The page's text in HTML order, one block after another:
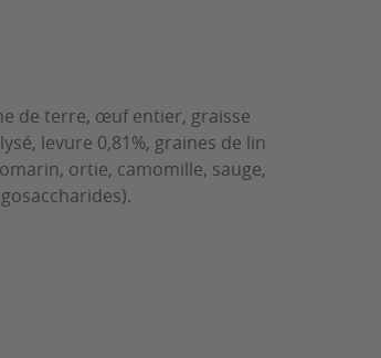
de terre, œuf entier, graisse
levure 0,81%, graines de lin
ortie, camomille, sauge,